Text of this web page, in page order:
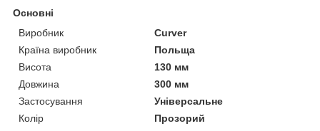
Основні
Виробник
Curver
Країна виробник
Польща
Висота
130 мм
Довжина
300 мм
Застосування
Універсальне
Колір
Прозорий